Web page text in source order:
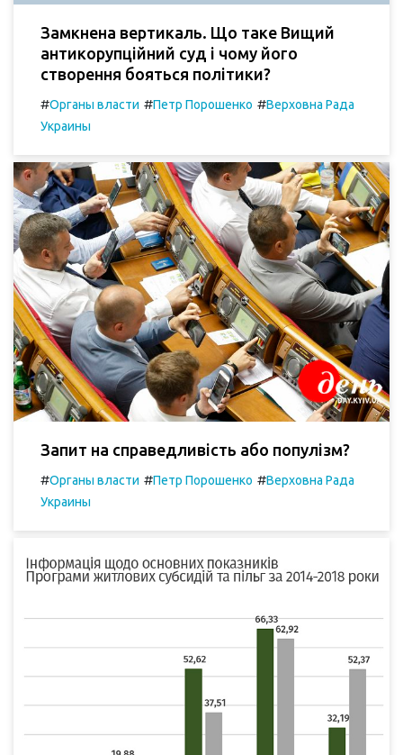
Замкнена вертикаль. Що таке Вищий
антикорупційний суд і чому його
створення бояться політики?
#Органы власти #Петр Порошенко #Верховна Рада
Украины
Запит на справедливість або популізм?
#Органы власти #Петр Порошенко #Верховна Рада
Украины